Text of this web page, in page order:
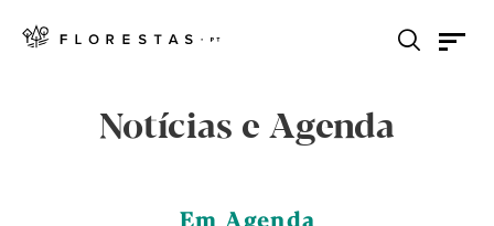
Notícias e Agenda